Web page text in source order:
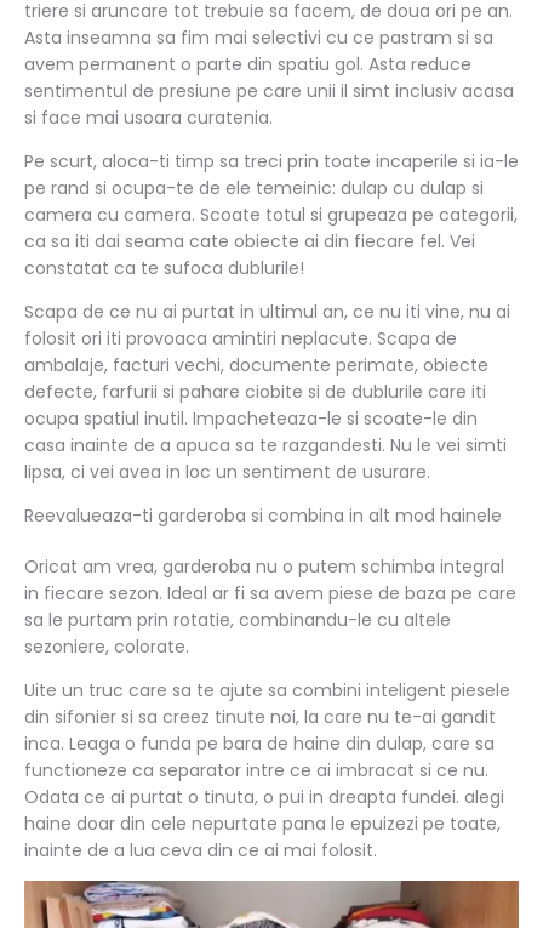
triere si aruncare tot trebuie sa facem, de doua ori pe an.
Asta inseamna sa fim mai selectivi cu ce pastram si sa
avem permanent o parte din spatiu gol. Asta reduce
sentimentul de presiune pe care unii il simt inclusiv acasa
si face mai usoara curatenia.
Pe scurt, aloca-ti timp sa treci prin toate incaperile si ia-le
pe rand si ocupa-te de ele temeinic: dulap cu dulap si
camera cu camera. Scoate totul si grupeaza pe categorii,
ca sa iti dai seama cate obiecte ai din fiecare fel. Vei
constatat ca te sufoca dublurile!
Scapa de ce nu ai purtat in ultimul an, ce nu iti vine, nu ai
folosit ori iti provoaca amintiri neplacute. Scapa de
ambalaje, facturi vechi, documente perimate, obiecte
defecte, farfurii si pahare ciobite si de dublurile care iti
ocupa spatiul inutil. Impacheteaza-le si scoate-le din
casa inainte de a apuca sa te razgandesti. Nu le vei simti
lipsa, ci vei avea in loc un sentiment de usurare.
Reevalueaza-ti garderoba si combina in alt mod hainele
Oricat am vrea, garderoba nu o putem schimba integral
in fiecare sezon. Ideal ar fi sa avem piese de baza pe care
sa le purtam prin rotatie, combinandu-le cu altele
sezoniere, colorate.
Uite un truc care sa te ajute sa combini inteligent piesele
din sifonier si sa creez tinute noi, la care nu te-ai gandit
inca. Leaga o funda pe bara de haine din dulap, care sa
functioneze ca separator intre ce ai imbracat si ce nu.
Odata ce ai purtat o tinuta, o pui in dreapta fundei. alegi
haine doar din cele nepurtate pana le epuizezi pe toate,
inainte de a lua ceva din ce ai mai folosit.